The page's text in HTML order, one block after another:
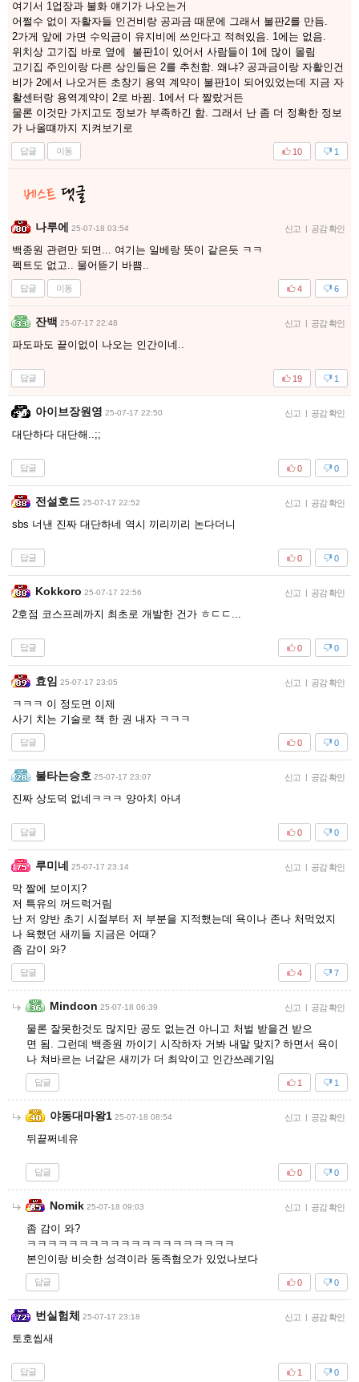
여기서 1업장과 불화 얘기가 나오는거
어쩔수 없이 자활자들 인건비랑 공과금 때문에 그래서 불판2를 만듬.
2가게 앞에 가면 수익금이 유지비에 쓰인다고 적혀있음. 1에는 없음.
위치상 고기집 바로 옆에 불판1이 있어서 사람들이 1에 많이 몰림
고기집 주인이랑 다른 상인들은 2를 추천함. 왜냐? 공과금이랑 자활인건
비가 2에서 나오거든 초창기 용역 계약이 불판1이 되어있었는데 지금 자
활센터랑 용역계약이 2로 바뀜. 1에서 다 짤랐거든
물론 이것만 가지고도 정보가 부족하긴 함. 그래서 난 좀 더 정확한 정보
가 나올떄까지 지켜보기로
답글 이동 1
10
나루에 25-07-18 03:54 신고 | 공감 확인
백종원 관련만 되면... 여기는 일베랑 뜻이 같은듯 ㅋㅋ
펙트도 없고.. 물어뜯기 바쁨..
답글 이동 6
4
잔백 25-07-17 22:48 신고 | 공감 확인
파도파도 끝이없이 나오는 인간이네..
답글 1
19
아이브장원영 25-07-17 22:50 신고 | 공감 확인
대단하다 대단해..;;
답글 0
0
전설호드 25-07-17 22:52 신고 | 공감 확인
sbs 너낸 진짜 대단하네 역시 끼리끼리 논다더니
답글 0
0
Kokkoro 25-07-17 22:56 신고 | 공감 확인
2호점 코스프레까지 최초로 개발한 건가 ㅎㄷㄷ...
답글 0
0
효임 25-07-17 23:05 신고 | 공감 확인
ㅋㅋㅋ 이 정도면 이제
사기 치는 기술로 책 한 권 내자 ㅋㅋㅋ
답글 0
0
불타는승호 25-07-17 23:07 신고 | 공감 확인
진짜 상도덕 없네ㅋㅋㅋ 양아치 아녀
답글 0
0
루미네 25-07-17 23:14 신고 | 공감 확인
막 짤에 보이지?
저 특유의 꺼드럭거림
난 저 양반 초기 시절부터 저 부분을 지적했는데 욕이나 존나 처먹었지
나 욕했던 새끼들 지금은 어때?
좀 감이 와?
답글 7
4
Mindcon 25-07-18 06:39 신고 | 공감 확인
물론 잘못한것도 많지만 공도 없는건 아니고 처벌 받을건 받으
면 됨. 그런데 백종원 까이기 시작하자 거봐 내말 맞지? 하면서 욕이
나 쳐바르는 너같은 새끼가 더 최악이고 인간쓰레기임
답글 1
1
야동대마왕1 25-07-18 08:54 신고 | 공감 확인
뒤끝쩌네유
답글 0
0
Nomik 25-07-18 09:03 신고 | 공감 확인
좀 감이 와?
ㅋㅋㅋㅋㅋㅋㅋㅋㅋㅋㅋㅋㅋㅋㅋㅋㅋㅋㅋㅋ
본인이랑 비슷한 성격이라 동족혐오가 있었나보다
답글 0
0
번실험체 25-07-17 23:18 신고 | 공감 확인
토호씹새
답글 0
1